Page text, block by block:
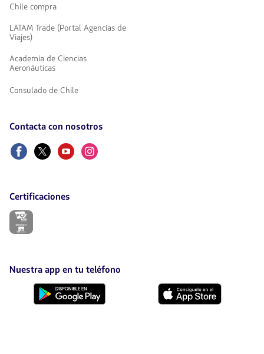
Chile compra
LATAM Trade (Portal Agencias de
Viajes)
Academia de Ciencias
Aeronáuticas
Consulado de Chile
Contacta con nosotros
FacebookTwitterYoutubeInstagram
Certificaciones
El
nueva
pestaña.
Nuestra app en tu teléfono
Descárgala
Descárgala